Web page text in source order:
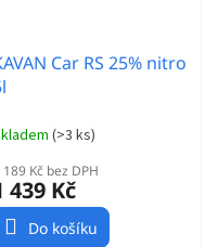
Car RS 25% nitro
(>3 ks)
189 Kč bez DPH
439 Kč
Do košíku